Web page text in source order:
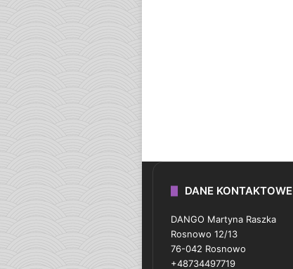
DANE KONTAKTOWE
DANGO Martyna Raszka
Rosnowo 12/13
76-042 Rosnowo
+48734497719